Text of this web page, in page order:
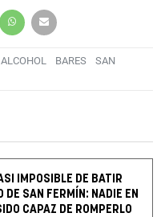
ALCOHOL BARES
SAN
IMPOSIBLE DE BATIR
DE SAN FERMÍN: NADIE EN
CAPAZ DE ROMPERLO